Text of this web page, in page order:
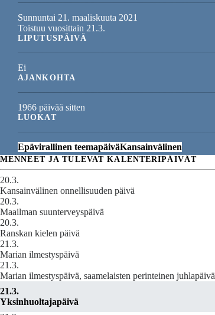
Sunnuntai 21. maaliskuuta 2021
Toistuu vuosittain 21.3.
LIPUTUSPÄIVÄ
Ei
AJANKOHTA
1966 päivää sitten
LUOKAT
Epävirallinen teemapäiväKansainvälinen
MENNEET JA TULEVAT KALENTERIPÄIVÄT
20.3.
Kansainvälinen onnellisuuden päivä
20.3.
Maailman suunterveyspäivä
20.3.
Ranskan kielen päivä
21.3.
Marian ilmestyspäivä
21.3.
Marian ilmestyspäivä, saamelaisten perinteinen juhlapäivä
21.3.
Yksinhuoltajapäivä